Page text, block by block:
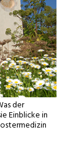
der
Einblicke in